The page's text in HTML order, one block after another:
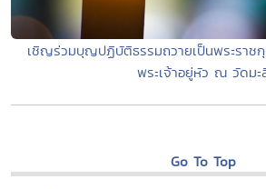
เชิญร่วมบุญปฏิบัติธรรมถวายเป็นพระราช
พระเจ้าอยู่หัว ณ วัดมะ
Go To Top